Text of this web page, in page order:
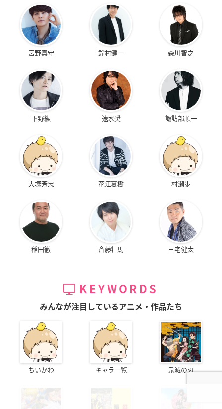
宮野真守 鈴村健一 森川智之
下野紘 速水奨 諏訪部順一
大塚芳忠 花江夏樹 村瀬歩
稲田徹 斉藤壮馬 三宅健太
KEYWORDS
みんなが注目しているアニメ・作品たち
ちいかわ キャラ一覧 鬼滅の刃